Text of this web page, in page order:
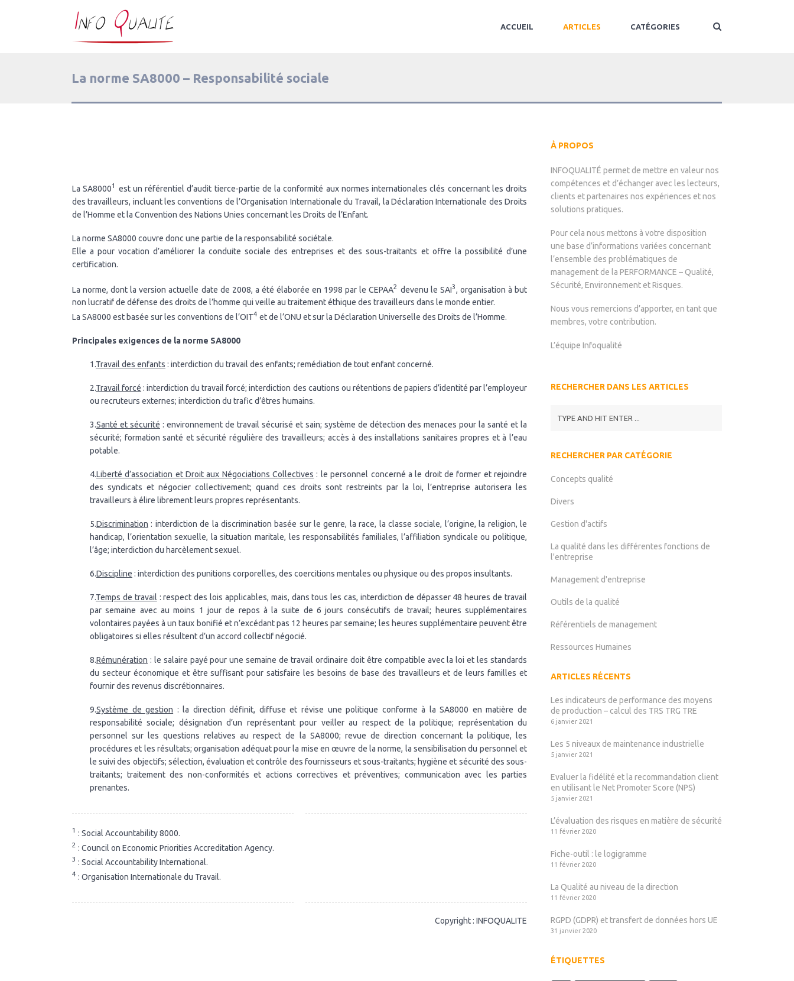
ACCUEIL ARTICLES CATÉGORIES
La norme SA8000 – Responsabilité sociale
La SA80001
est un référentiel d’audit tierce-partie de la conformité aux normes internationales clés concernant les droits
des travailleurs, incluant les conventions de l’Organisation Internationale du Travail, la Déclaration Internationale des Droits
de l’Homme et la Convention des Nations Unies concernant les Droits de l’Enfant.
La norme SA8000 couvre donc une partie de la responsabilité sociétale.
Elle a pour vocation d’améliorer la conduite sociale des entreprises et des sous-traitants et offre la possibilité d’une
certification.
La norme, dont la version actuelle date de 2008, a été élaborée en 1998 par le CEPAA2 devenu le SAI3, organisation à but
non lucratif de défense des droits de l’homme qui veille au traitement éthique des travailleurs dans le monde entier.
La SA8000 est basée sur les conventions de l’OIT4 et de l’ONU et sur la Déclaration Universelle des Droits de l’Homme.
Principales exigences de la norme SA8000
1.Travail des enfants : interdiction du travail des enfants; remédiation de tout enfant concerné.
2.Travail forcé : interdiction du travail forcé; interdiction des cautions ou rétentions de papiers d’identité par l’employeur
ou recruteurs externes; interdiction du trafic d’êtres humains.
3.Santé et sécurité : environnement de travail sécurisé et sain; système de détection des menaces pour la santé et la
sécurité; formation santé et sécurité régulière des travailleurs; accès à des installations sanitaires propres et à l’eau
potable.
4.Liberté d’association et Droit aux Négociations Collectives : le personnel concerné a le droit de former et rejoindre
des syndicats et négocier collectivement; quand ces droits sont restreints par la loi, l’entreprise autorisera les
travailleurs à élire librement leurs propres représentants.
5.Discrimination : interdiction de la discrimination basée sur le genre, la race, la classe sociale, l’origine, la religion, le
handicap, l’orientation sexuelle, la situation maritale, les responsabilités familiales, l’affiliation syndicale ou politique,
l’âge; interdiction du harcèlement sexuel.
6.Discipline : interdiction des punitions corporelles, des coercitions mentales ou physique ou des propos insultants.
7.Temps de travail : respect des lois applicables, mais, dans tous les cas, interdiction de dépasser 48 heures de travail
par semaine avec au moins 1 jour de repos à la suite de 6 jours consécutifs de travail; heures supplémentaires
volontaires payées à un taux bonifié et n’excédant pas 12 heures par semaine; les heures supplémentaire peuvent être
obligatoires si elles résultent d’un accord collectif négocié.
8.Rémunération : le salaire payé pour une semaine de travail ordinaire doit être compatible avec la loi et les standards
du secteur économique et être suffisant pour satisfaire les besoins de base des travailleurs et de leurs familles et
fournir des revenus discrétionnaires.
9.Système de gestion : la direction définit, diffuse et révise une politique conforme à la SA8000 en matière de
responsabilité sociale; désignation d’un représentant pour veiller au respect de la politique; représentation du
personnel sur les questions relatives au respect de la SA8000; revue de direction concernant la politique, les
procédures et les résultats; organisation adéquat pour la mise en œuvre de la norme, la sensibilisation du personnel et
le suivi des objectifs; sélection, évaluation et contrôle des fournisseurs et sous-traitants; hygiène et sécurité des sous-
traitants; traitement des non-conformités et actions correctives et préventives; communication avec les parties
prenantes.
1 : Social Accountability 8000.
2 : Council on Economic Priorities Accreditation Agency.
3 : Social Accountability International.
4 : Organisation Internationale du Travail.
Copyright : INFOQUALITE
À PROPOS
INFOQUALITÉ permet de mettre en valeur nos
compétences et d’échanger avec les lecteurs,
clients et partenaires nos expériences et nos
solutions pratiques.
Pour cela nous mettons à votre disposition
une base d’informations variées concernant
l’ensemble des problématiques de
management de la PERFORMANCE – Qualité,
Sécurité, Environnement et Risques.
Nous vous remercions d’apporter, en tant que
membres, votre contribution.
L’équipe Infoqualité
RECHERCHER DANS LES ARTICLES
RECHERCHER PAR CATÉGORIE
Concepts qualité
Divers
Gestion d'actifs
La qualité dans les différentes fonctions de
l'entreprise
Management d'entreprise
Outils de la qualité
Référentiels de management
Ressources Humaines
ARTICLES RÉCENTS
Les indicateurs de performance des moyens
de production – calcul des TRS TRG TRE
6 janvier 2021
Les 5 niveaux de maintenance industrielle
5 janvier 2021
Evaluer la fidélité et la recommandation client
en utilisant le Net Promoter Score (NPS)
5 janvier 2021
L’évaluation des risques en matière de sécurité
11 février 2020
Fiche-outil : le logigramme
11 février 2020
La Qualité au niveau de la direction
11 février 2020
RGPD (GDPR) et transfert de données hors UE
31 janvier 2020
ÉTIQUETTES